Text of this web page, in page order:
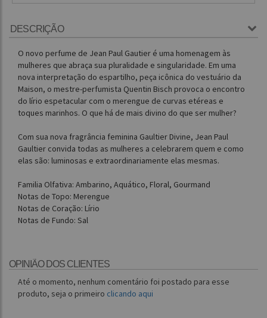
DESCRIÇÃO
O novo perfume de Jean Paul Gautier é uma homenagem às
mulheres que abraça sua pluralidade e singularidade. Em uma
nova interpretação do espartilho, peça icônica do vestuário da
Maison, o mestre-perfumista Quentin Bisch provoca o encontro
do lírio espetacular com o merengue de curvas etéreas e
toques marinhos. O que há de mais divino do que ser mulher?
Com sua nova fragrância feminina Gaultier Divine, Jean Paul
Gaultier convida todas as mulheres a celebrarem quem e como
elas são: luminosas e extraordinariamente elas mesmas.
Familia Olfativa: Ambarino, Aquático, Floral, Gourmand
Notas de Topo: Merengue
Notas de Coração: Lírio
Notas de Fundo: Sal
OPINIÃO DOS CLIENTES
Até o momento, nenhum comentário foi postado para esse
produto, seja o primeiro clicando aqui